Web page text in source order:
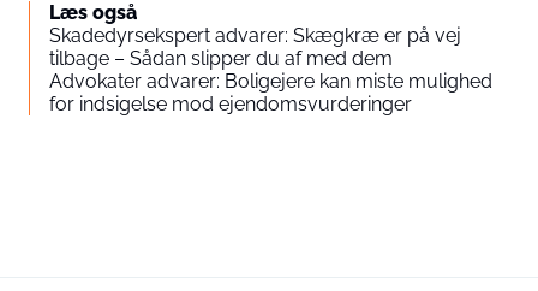
Læs også
Skadedyrsekspert advarer: Skægkræ er på vej
tilbage – Sådan slipper du af med dem
Advokater advarer: Boligejere kan miste mulighed
for indsigelse mod ejendomsvurderinger